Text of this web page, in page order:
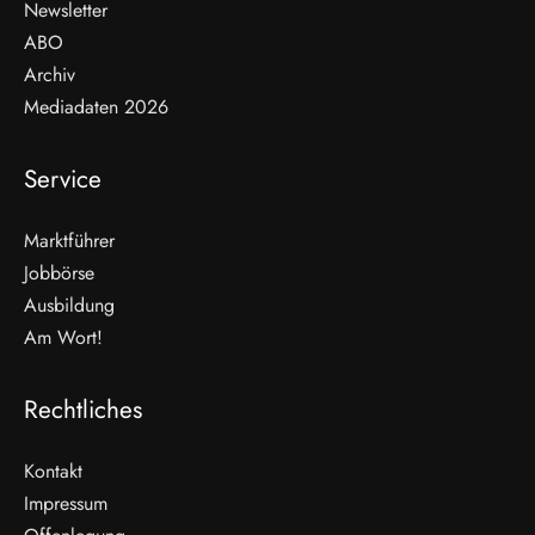
Newsletter
ABO
Archiv
Mediadaten 2026
Service
Marktführer
Jobbörse
Ausbildung
Am Wort!
Rechtliches
Kontakt
Impressum